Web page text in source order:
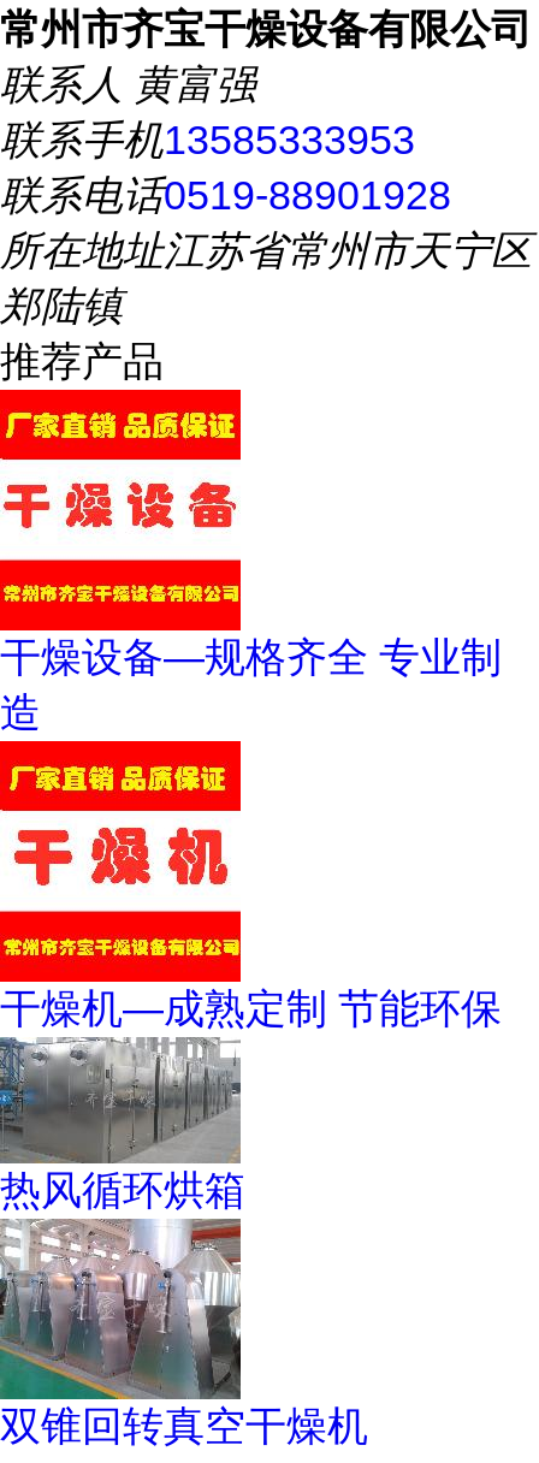
常州市齐宝干燥设备有限公司
联系人 黄富强
联系手机13585333953
联系电话0519-88901928
所在地址江苏省常州市天宁区
郑陆镇
推荐产品
干燥设备—规格齐全 专业制
造
干燥机—成熟定制 节能环保
热风循环烘箱
双锥回转真空干燥机